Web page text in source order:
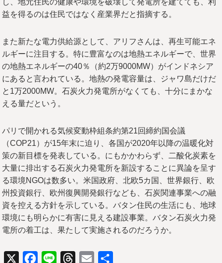
し、地元住民の健康や環境を破壊して発電所を建てても、利
益を得るのは住民ではなく産業界だと指摘する。
また新たな電力供給源として、アリフさんは、再生可能エネ
ルギーに注目する。特に豊富なのは地熱エネルギーで、世界
の地熱エネルギーの40％（約2万9000MW）がインドネシア
にあると言われている。地熱の発電容量は、ジャワ島だけだ
と1万2000MW。石炭火力発電所がなくても、十分にまかな
える量だという。
パリで開かれる気候変動枠組条約第21回締約国会議
（COP21）が15年末に迫り、各国が2020年以降の温暖化対
策の新目標を発表している。にもかかわらず、二酸化炭素を
大量に排出する石炭火力発電所を新設することに異論を呈す
る環境NGOは数多い。米国政府、北欧5カ国、世界銀行、欧
州投資銀行、欧州復興開発銀行なども、石炭関連事業への融
資を控える方針を示している。バタン住民の生活にも、地球
環境にも明らかに有害に見える建設事業。バタン石炭火力発
電所の着工は、果たして実施されるのだろうか。
X Facebook
Line ThreadsEmail